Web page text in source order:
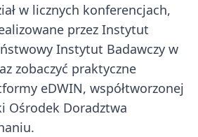
w licznych konferencjach,
przez Instytut
Instytut Badawczy w
zobaczyć praktyczne
eDWIN, współtworzonej
Ośrodek Doradztwa